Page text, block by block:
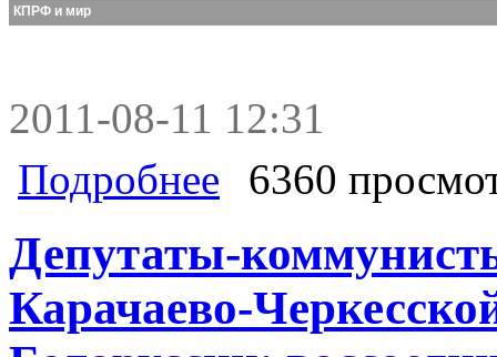
КПРФ и мир
2011-08-11 12:31
Подробнее о Г.А. Зюганов: Без активной
будет ни мира, ни покоя
6360
Депутаты-
Карачаево-